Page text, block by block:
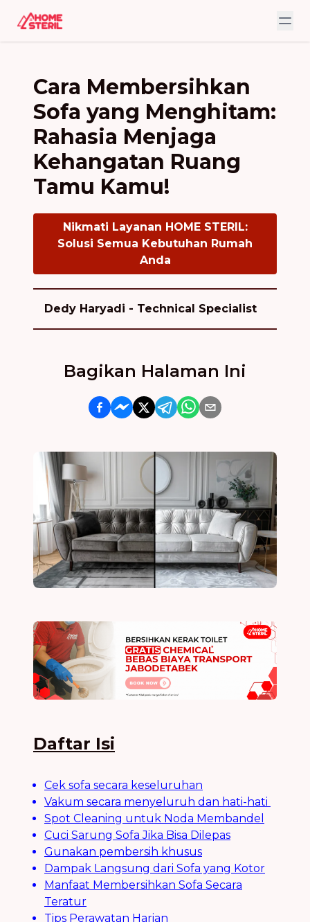
Cara Membersihkan
Sofa yang Menghitam:
Rahasia Menjaga
Kehangatan Ruang
Tamu Kamu!
Nikmati Layanan HOME STERIL:
Solusi Semua Kebutuhan Rumah
Anda
Dedy Haryadi - Technical Specialist
Bagikan Halaman Ini
Daftar Isi
Cek sofa secara keseluruhan
Vakum secara menyeluruh dan hati-hati
Spot Cleaning untuk Noda Membandel
Cuci Sarung Sofa Jika Bisa Dilepas
Gunakan pembersih khusus
Dampak Langsung dari Sofa yang Kotor
Manfaat Membersihkan Sofa Secara
Teratur
Tips Perawatan Harian